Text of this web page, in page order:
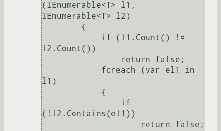
(IEnumerable<T> l1,
IEnumerable<T> l2)
l2.Count())
l1)
(!l2.Contains(el1))